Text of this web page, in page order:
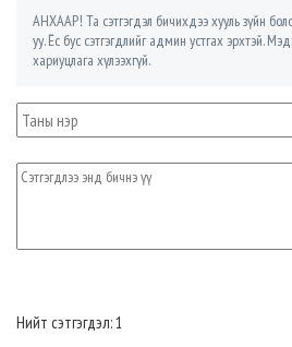
АНХААР! Та сэтгэгдэл бичихдээ хууль зүйн
уу. Ёс бус сэтгэгдлийг админ устгах эрхтэй.
хариуцлага хүлээхгүй.
Нийт сэтгэгдэл: 1